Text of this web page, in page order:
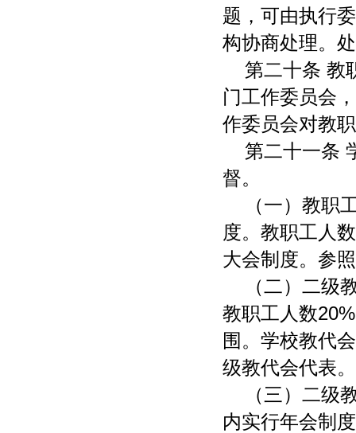
题，可由执行
构协商处理。
第二十条 教
门工作委员会
作委员会对教
第二十一条
督。
（一）教职
度。教职工人
大会制度。参
（二）二级
教职工人数
围。学校教代
级教代会代表。
（三）二级
内实行年会制